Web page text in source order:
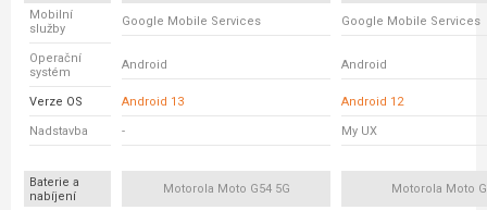
Mobilní
služby
Google Mobile Services Google Mobile Services
Operační
systém
Android Android
Verze OS Android 13 Android 12
Nadstavba - My UX
Baterie a
nabíjení
Motorola Moto G54 5G Motorola Moto